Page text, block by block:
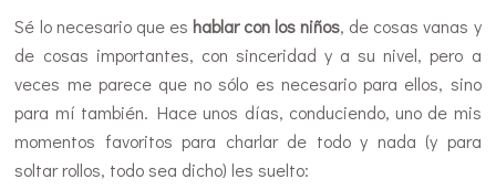
Sé lo necesario que es hablar con los niños, de cosas vanas y
de cosas importantes, con sinceridad y a su nivel, pero a
veces me parece que no sólo es necesario para ellos, sino
para mí también. Hace unos días, conduciendo, uno de mis
momentos favoritos para charlar de todo y nada (y para
soltar rollos, todo sea dicho) les suelto: